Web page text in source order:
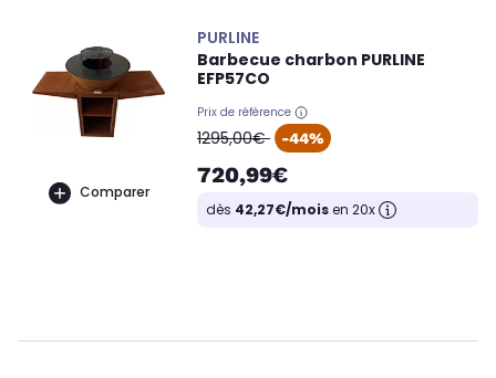
Comparer
PURLINE
Barbecue charbon PURLINE
EFP57CO
Prix de référence
oldPrice
1295,00€ -44%
720,99€
dès 42,27€/moisen 20x